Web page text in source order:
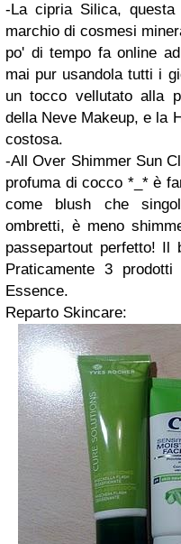
-La cipria Silica,
marchio di cosmesi
po' di tempo fa online
mai pur usandola tutti i
un tocco vellutato alla
della Neve Makeup, e la
costosa.
-All Over Shimmer Sun
profuma di cocco *_* è
come blush che
ombretti, è meno
passepartout perfetto! Il
Praticamente 3
Essence.
Reparto Skincare: